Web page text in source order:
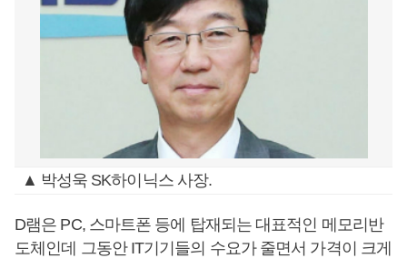
▲ 박성욱 SK하이닉스 사장.
D램은 PC, 스마트폰 등에 탑재되는 대표적인 메모리반
도체인데 그동안 IT기기들의 수요가 줄면서 가격이 크게